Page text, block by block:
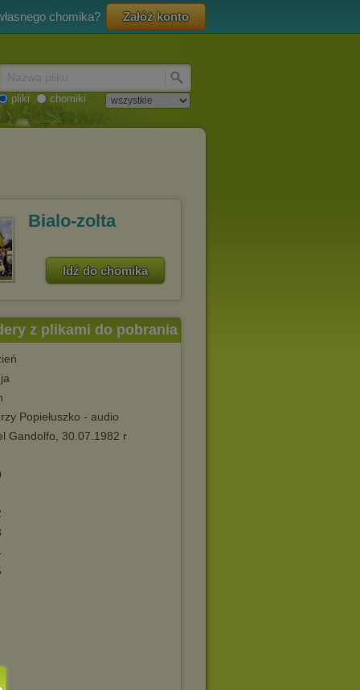
chomika? Załóż konto
pliki chomiki
Bialo-zolta
Idź do chomika
z plikami do pobrania
Popiełuszko - audio
Gandolfo, 30.07.1982 r